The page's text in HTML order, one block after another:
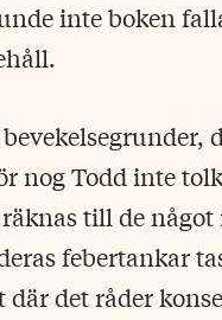
inte boken
nog Todd inte
till de något
febertankar
det råder